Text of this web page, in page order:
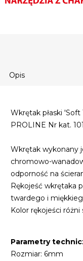
Opis
Wkrętak płaski
PROLINE Nr kat.
Wkrętak wykonany
chromowo-
odporność na
Rękojeść wkrętaka
twardego i
Kolor rękojeści
Parametry
Rozmiar: 6mm